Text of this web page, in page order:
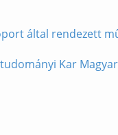
által rendezett
Kar